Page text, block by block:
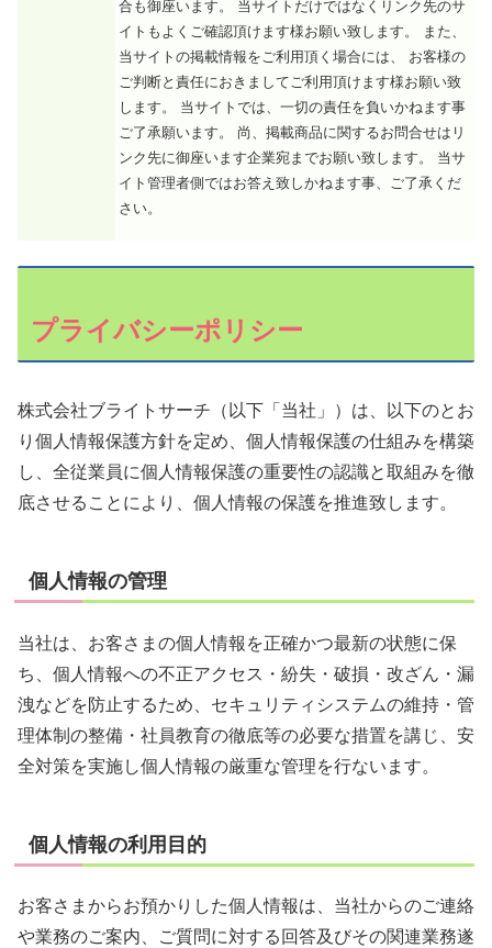
合も御座います。 当サイトだけではなくリンク先のサ
イトもよくご確認頂けます様お願い致します。 また、
当サイトの掲載情報をご利用頂く場合には、 お客様の
ご判断と責任におきましてご利用頂けます様お願い致
します。 当サイトでは、一切の責任を負いかねます事
ご了承願います。 尚、掲載商品に関するお問合せはリ
ンク先に御座います企業宛までお願い致します。 当サ
イト管理者側ではお答え致しかねます事、ご了承くだ
さい。
プライバシーポリシー
株式会社ブライトサーチ（以下「当社」）は、以下のとお
り個人情報保護方針を定め、個人情報保護の仕組みを構築
し、全従業員に個人情報保護の重要性の認識と取組みを徹
底させることにより、個人情報の保護を推進致します。
個人情報の管理
当社は、お客さまの個人情報を正確かつ最新の状態に保
ち、個人情報への不正アクセス・紛失・破損・改ざん・漏
洩などを防止するため、セキュリティシステムの維持・管
理体制の整備・社員教育の徹底等の必要な措置を講じ、安
全対策を実施し個人情報の厳重な管理を行ないます。
個人情報の利用目的
お客さまからお預かりした個人情報は、当社からのご連絡
や業務のご案内、ご質問に対する回答及びその関連業務遂